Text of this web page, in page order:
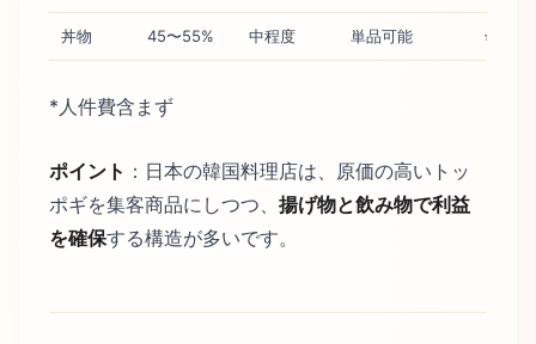
丼物 45〜55% 中程度 単品可能 ⭐⭐
*人件費含まず
ポイント ：日本の韓国料理店は、原価の高いトッ
ポギを集客商品にしつつ、 揚げ物と飲み物で利益
を確保する構造が多いです。